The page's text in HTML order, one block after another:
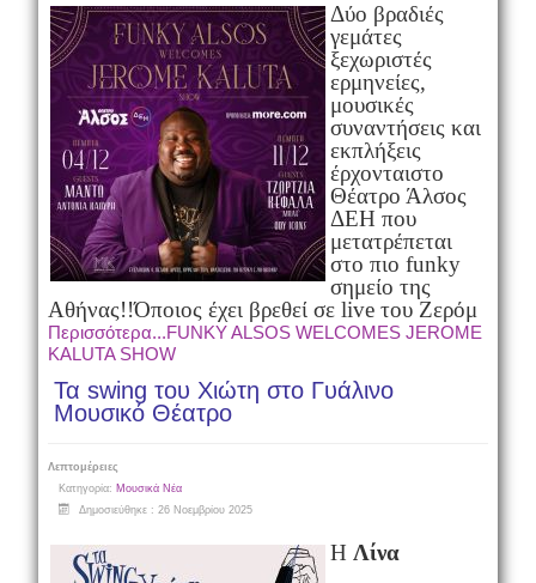
Δύο βραδιές
γεμάτες
ξεχωριστές
ερμηνείες,
μουσικές
συναντήσεις και
εκπλήξεις
έρχονταιστο
Θέατρο Άλσος
ΔΕΗ που
μετατρέπεται
στο πιο funky
σημείο της
Αθήνας!!Όποιος έχει βρεθεί σε live του Ζερόμ
Περισσότερα...FUNKY ALSOS WELCOMES JEROME
KALUTA SHOW
Τα swing του Χιώτη στο Γυάλινο
Μουσικό Θέατρο
Λεπτομέρειες
Κατηγορία: Μουσικά Νέα
Δημοσιεύθηκε : 26 Νοεμβρίου 2025
Η Λίνα